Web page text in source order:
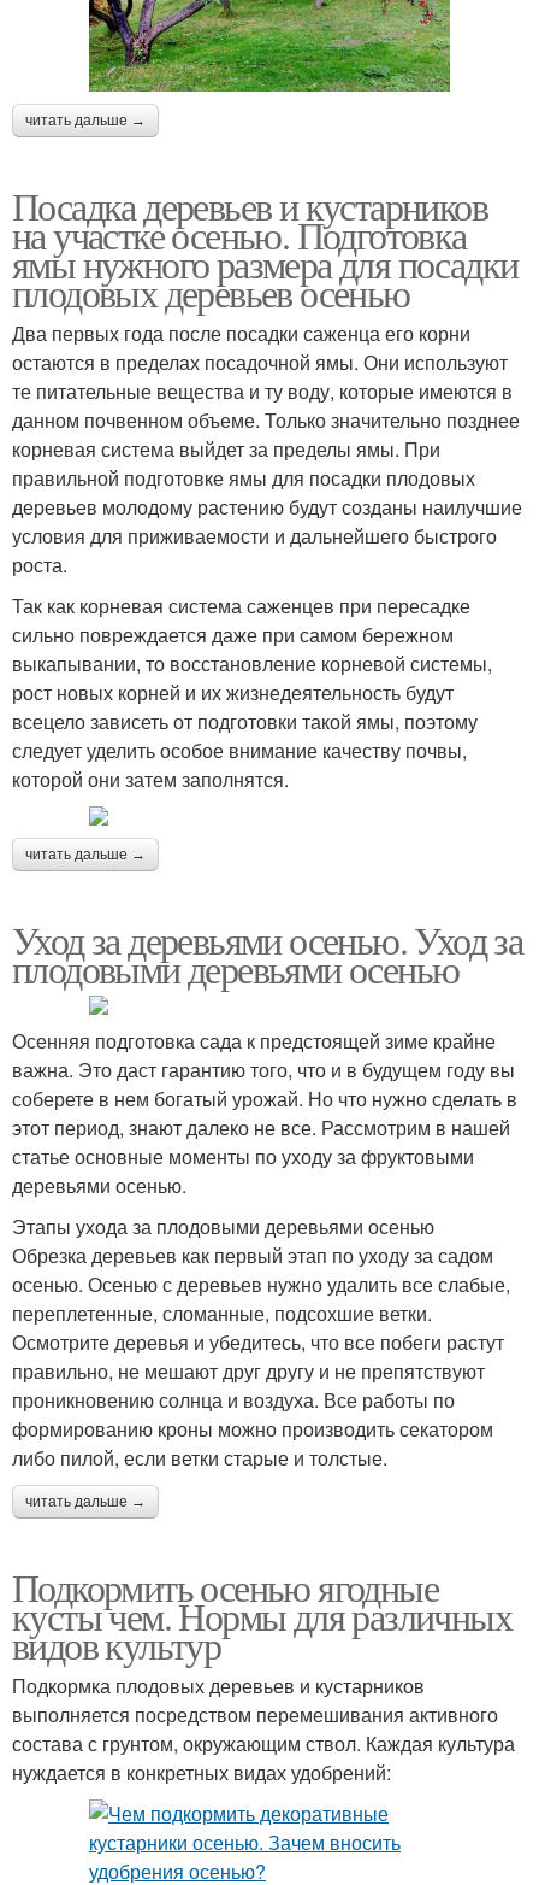
читать дальше →
Посадка деревьев и кустарников
на участке осенью. Подготовка
ямы нужного размера для посадки
плодовых деревьев осенью
Два первых года после посадки саженца его корни
остаются в пределах посадочной ямы. Они используют
те питательные вещества и ту воду, которые имеются в
данном почвенном объеме. Только значительно позднее
корневая система выйдет за пределы ямы. При
правильной подготовке ямы для посадки плодовых
деревьев молодому растению будут созданы наилучшие
условия для приживаемости и дальнейшего быстрого
роста.
Так как корневая система саженцев при пересадке
сильно повреждается даже при самом бережном
выкапывании, то восстановление корневой системы,
рост новых корней и их жизнедеятельность будут
всецело зависеть от подготовки такой ямы, поэтому
следует уделить особое внимание качеству почвы,
которой они затем заполнятся.
читать дальше →
Уход за деревьями осенью. Уход за
плодовыми деревьями осенью
Осенняя подготовка сада к предстоящей зиме крайне
важна. Это даст гарантию того, что и в будущем году вы
соберете в нем богатый урожай. Но что нужно сделать в
этот период, знают далеко не все. Рассмотрим в нашей
статье основные моменты по уходу за фруктовыми
деревьями осенью.
Этапы ухода за плодовыми деревьями осенью
Обрезка деревьев как первый этап по уходу за садом
осенью. Осенью с деревьев нужно удалить все слабые,
переплетенные, сломанные, подсохшие ветки.
Осмотрите деревья и убедитесь, что все побеги растут
правильно, не мешают друг другу и не препятствуют
проникновению солнца и воздуха. Все работы по
формированию кроны можно производить секатором
либо пилой, если ветки старые и толстые.
читать дальше →
Подкормить осенью ягодные
кусты чем. Нормы для различных
видов культур
Подкормка плодовых деревьев и кустарников
выполняется посредством перемешивания активного
состава с грунтом, окружающим ствол. Каждая культура
нуждается в конкретных видах удобрений: